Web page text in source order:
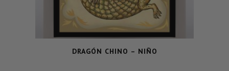
DRAGÓN CHINO – NIÑO